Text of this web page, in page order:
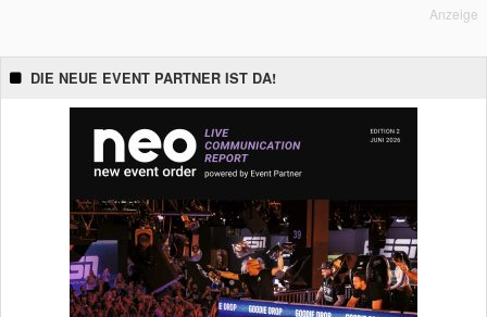
Anzeige
DIE NEUE EVENT PARTNER IST DA!